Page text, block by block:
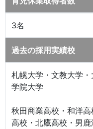
3名
過去の採用実績校
札幌大学・文教大学
学院大学
秋田商業高校・和洋
高校・北鷹高校・男